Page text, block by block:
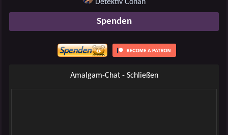
Detektiv Conan
Spenden
Amalgam-Chat - Schließen